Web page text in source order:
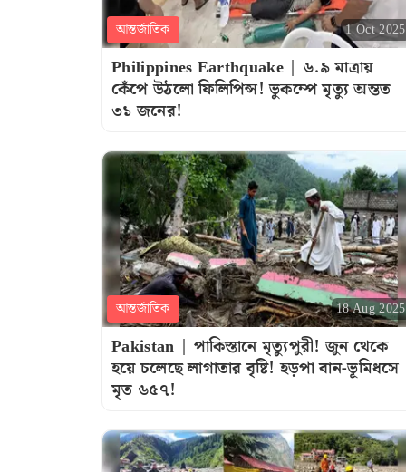
আন্তর্জাতিক 1 Oct 2025
Philippines Earthquake | ৬.৯ মাত্রায়
কেঁপে উঠলো ফিলিপিন্স! ভুকম্পে মৃত্যু অন্তত
৩১ জনের!
আন্তর্জাতিক 18 Aug 2025
Pakistan | পাকিস্তানে মৃত্যুপুরী! জুন থেকে
হয়ে চলেছে লাগাতার বৃষ্টি! হড়পা বান-ভূমিধসে
মৃত ৬৫৭!